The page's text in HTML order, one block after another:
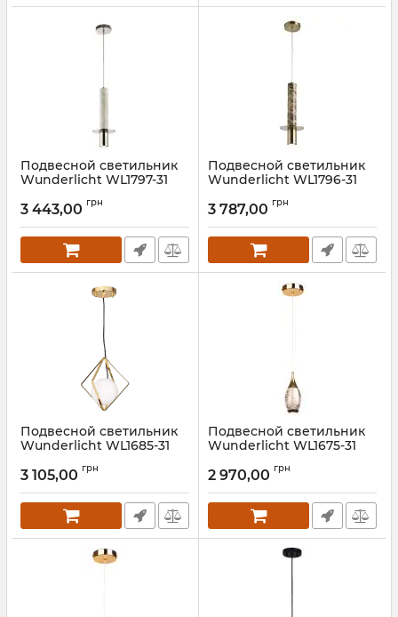
Подвесной светильник
Wunderlicht WL1797-31
3 443,00 грн
Подвесной светильник
Wunderlicht WL1796-31
3 787,00 грн
Подвесной светильник
Wunderlicht WL1685-31
3 105,00 грн
Подвесной светильник
Wunderlicht WL1675-31
2 970,00 грн